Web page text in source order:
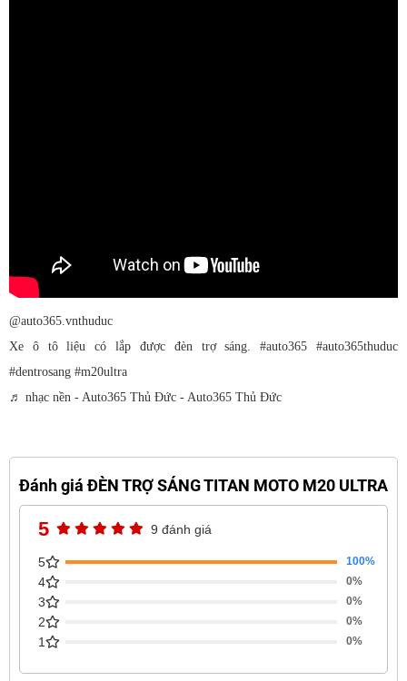
@auto365.vnthuduc
Xe ô tô liệu có lắp được đèn trợ sáng.#auto365
#auto365thuduc
#dentrosang #m20ultra
♬ nhạc nền - Auto365 Thủ Đức - Auto365 Thủ Đức
Đánh giá ĐÈN TRỢ SÁNG TITAN MOTO M20 ULTRA
5 9 đánh giá
5 100%
4 0%
3 0%
2 0%
1 0%